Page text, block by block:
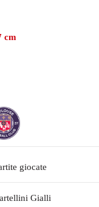
come subentrato
cm
giocate
Gialli